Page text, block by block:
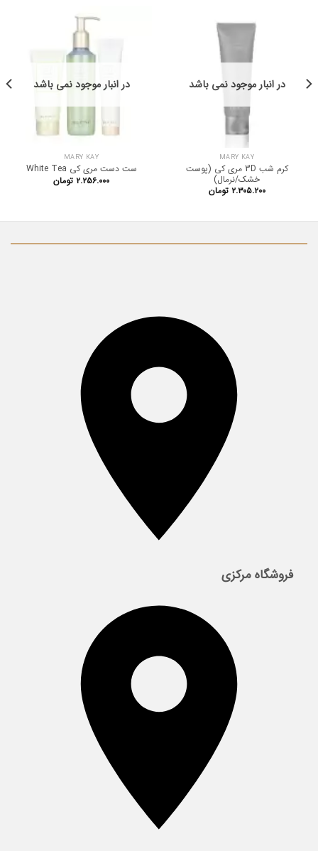
در انبار موجود نمی باشد
MARY KAY
کرم شب 3D مری کی (پوست
خشک/نرمال)
۲.۳۰۵.۲۰۰ تومان
در انبار موجود نمی باشد
MARY KAY
ست دست مری کی White Tea
۲.۲۵۶.۰۰۰ تومان
فروشگاه مرکزی